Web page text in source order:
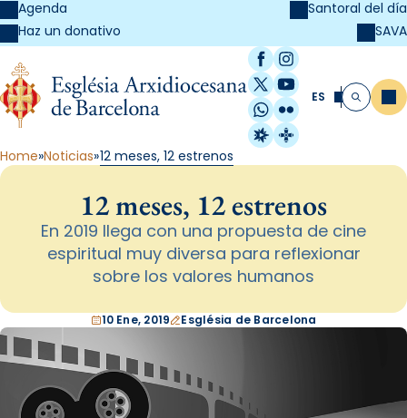
Agenda
Haz un donativo
Santoral del día
SAVA
Facebook
Instagram
X / Twitter
YouTube
WhatsApp
Flickr
Radio Estel
Catalunya
ES Buscar
Home Noticias 12 meses, 12 estrenos
12 meses, 12 estrenos
En 2019 llega con una propuesta de cine
espiritual muy diversa para reflexionar
sobre los valores humanos
10 Ene, 2019 Església de Barcelona